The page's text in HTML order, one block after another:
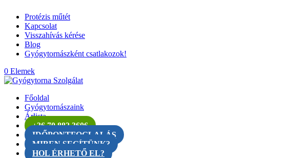
Protézis műtét
Kapcsolat
Visszahívás kérése
Blog
Gyógytornászként csatlakozok!
0 Elemek
Főoldal
Gyógytornászaink
Árlista
+36 70 882 3606
IDŐPONTFOGLALÁS
MIBEN SEGÍTÜNK?
HOL ÉRHETŐ EL?